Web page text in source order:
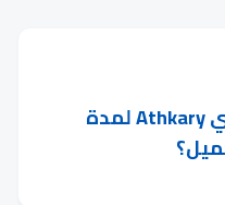
تجربتي مع تطبيق أذكاري Athkary لمدة